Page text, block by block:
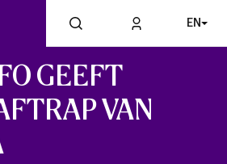
EN
GEEFT
VAN